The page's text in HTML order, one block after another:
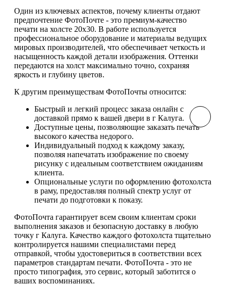
Один из ключевых аспектов, почему клиенты отдают
предпочтение ФотоПочте - это премиум-качество
печати на холсте 20х30. В работе используется
профессиональное оборудование и материалы ведущих
мировых производителей, что обеспечивает четкость и
насыщенность каждой детали изображения. Оттенки
передаются на холст максимально точно, сохраняя
яркость и глубину цветов.
К другим преимуществам ФотоПочты относится:
Быстрый и легкий процесс заказа онлайн с
доставкой прямо к вашей двери в г Калуга.
Доступные цены, позволяющие заказать печать
высокого качества недорого.
Индивидуальный подход к каждому заказу,
позволяя напечатать изображение по своему
рисунку с идеальным соответствием ожиданиям
клиента.
Опциональные услуги по оформлению фотохолста
в раму, предоставляя полный спектр услуг от
печати до подготовки к показу.
ФотоПочта гарантирует всем своим клиентам сроки
выполнения заказов и безопасную доставку в любую
точку г Калуга. Качество каждого фотохолста тщательно
контролируется нашими специалистами перед
отправкой, чтобы удостовериться в соответствии всех
параметров стандартам печати. ФотоПочта - это не
просто типография, это сервис, который заботится о
ваших воспоминаниях.